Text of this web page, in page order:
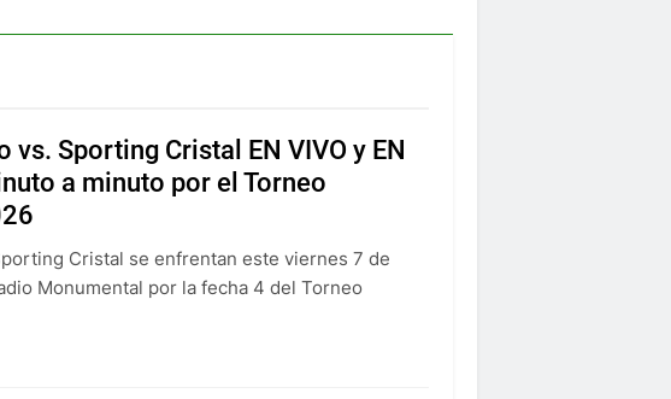
vs. Sporting Cristal EN VIVO y EN
a minuto por el Torneo
Cristal se enfrentan este viernes 7 de
Monumental por la fecha 4 del Torneo